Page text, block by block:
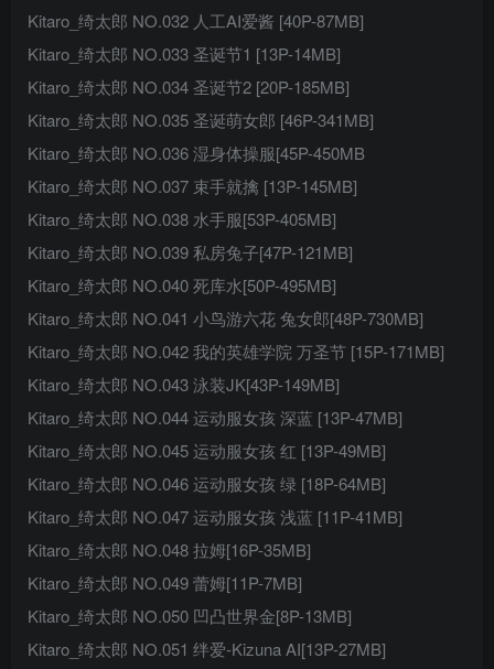
Kitaro_绮太郎 NO.032 人工AI爱酱 [40P-87MB]
Kitaro_绮太郎 NO.033 圣诞节1 [13P-14MB]
Kitaro_绮太郎 NO.034 圣诞节2 [20P-185MB]
Kitaro_绮太郎 NO.035 圣诞萌女郎 [46P-341MB]
Kitaro_绮太郎 NO.036 湿身体操服[45P-450MB
Kitaro_绮太郎 NO.037 束手就擒 [13P-145MB]
Kitaro_绮太郎 NO.038 水手服[53P-405MB]
Kitaro_绮太郎 NO.039 私房兔子[47P-121MB]
Kitaro_绮太郎 NO.040 死库水[50P-495MB]
Kitaro_绮太郎 NO.041 小鸟游六花 兔女郎[48P-730MB]
Kitaro_绮太郎 NO.042 我的英雄学院 万圣节 [15P-171MB]
Kitaro_绮太郎 NO.043 泳装JK[43P-149MB]
Kitaro_绮太郎 NO.044 运动服女孩 深蓝 [13P-47MB]
Kitaro_绮太郎 NO.045 运动服女孩 红 [13P-49MB]
Kitaro_绮太郎 NO.046 运动服女孩 绿 [18P-64MB]
Kitaro_绮太郎 NO.047 运动服女孩 浅蓝 [11P-41MB]
Kitaro_绮太郎 NO.048 拉姆[16P-35MB]
Kitaro_绮太郎 NO.049 蕾姆[11P-7MB]
Kitaro_绮太郎 NO.050 凹凸世界金[8P-13MB]
Kitaro_绮太郎 NO.051 绊爱-Kizuna AI[13P-27MB]